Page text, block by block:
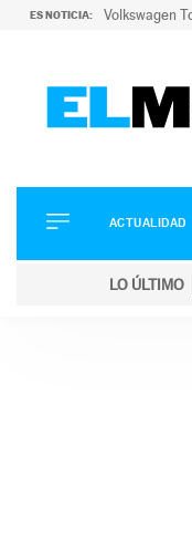
ES NOTICIA: Volkswagen
ELÉCTRICOS
CONDUCIR
ACTUALIDAD
LO ÚLTIMO